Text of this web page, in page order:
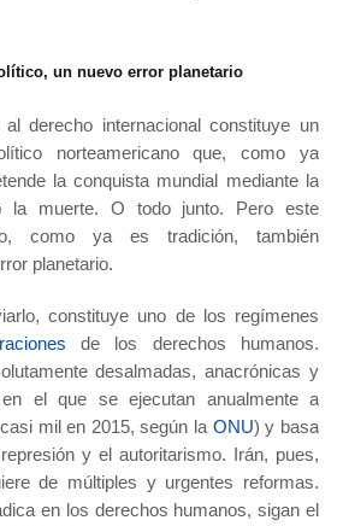
un nuevo error planetario
derecho internacional constituye un
norteamericano que, como ya
la conquista mundial mediante la
la muerte. O todo junto. Pero este
como ya es tradición, también
planetario.
constituye uno de los regímenes
de los derechos humanos.
desalmadas, anacrónicas y
el que se ejecutan anualmente a
mil en 2015, según la ONU) y basa
y el autoritarismo. Irán, pues,
de múltiples y urgentes reformas.
en los derechos humanos, sigan el